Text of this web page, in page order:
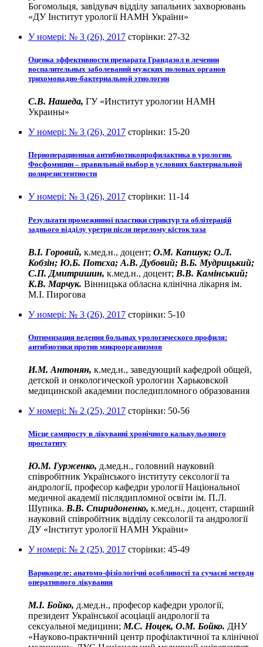
Богомольця, завідувач відділу запальних захворювань
«ДУ Інститут урології НАМН України»
У номері: № 3 (26), 2017 сторінки: 27-32
Оценка эффективности препарата Грандазол в лечении
воспалительных заболеваний мужских половых органов
трихомонадно-бактериальной этиологии
С.В. Нашеда, ГУ «Институт урологии НАМН
Украины»
У номері: № 3 (26), 2017 сторінки: 15-20
Периоперационная антибиотикопрофилактика в урологии.
Фосфомицин – правильный выбор в условиях бактериальной
полирезистентности
У номері: № 3 (26), 2017 сторінки: 11-14
Результати промежинної пластики стриктур та облітерацій
заднього відділу уретри після перелому кісток таза
В.І. Горовий, к.мед.н., доцент; О.М. Капшук; О.Л.
Кобзін; Ю.Б. Потєха; А.В. Дубовий; В.Б. Мудрицький;
С.П. Дмитришин, к.мед.н., доцент; В.В. Камінський;
К.В. Марчук. Вінницька обласна клінічна лікарня ім.
М.І. Пирогова
У номері: № 3 (26), 2017 сторінки: 5-10
Оптимизация ведения больных урологического профиля:
антибиотики против микроорганизмов
И.М. Антонян, к.мед.н., заведующий кафедрой общей,
детской и онкологической урологии Харьковской
медицинской академии последипломного образования
У номері: № 2 (25), 2017 сторінки: 50-56
Місце сампросту в лікуванні хронічного калькульозного
простатиту
Ю.М. Гурженко, д.мед.н., головний науковий
співробітник Українського інституту сексології та
андрології, професор кафедри урології Національної
медичної академії післядипломної освіти ім. П.Л.
Шупика. В.В. Спиридоненко, к.мед.н., доцент, старший
науковий співробітник відділу сексології та андрології
ДУ «Інститут урології НАМН України»
У номері: № 2 (25), 2017 сторінки: 45-49
Варикоцеле: анатомо-фізіологічні особливості та сучасні методи
оперативного лікування
М.І. Бойко, д.мед.н., професор кафедри урології,
президент Української асоціації андрології та
сексуальної медицини; М.С. Ноцек, О.М. Бойко. ДНУ
«Науково-практичний центр профілактичної та клінічної